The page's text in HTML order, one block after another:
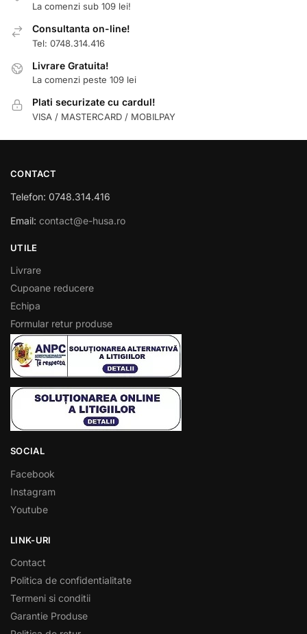
La comenzi sub 109 lei!
Consultanta on-line!
Tel: 0748.314.416
Livrare Gratuita!
La comenzi peste 109 lei
Plati securizate cu cardul!
VISA / MASTERCARD / MOBILPAY
CONTACT
Telefon: 0748.314.416
Email: contact@e-husa.ro
UTILE
Livrare
Cupoane reducere
Echipa
Formular retur produse
SOCIAL
Facebook
Instagram
Youtube
LINK-URI
Contact
Politica de confidentialitate
Termeni si conditii
Garantie Produse